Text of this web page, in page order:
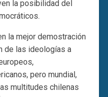
la posibilidad del
la mejor demostración
de las ideologías a
pero mundial,
multitudes chilenas